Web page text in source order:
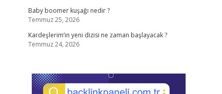
Baby boomer kuşağı nedir ?
Temmuz 25, 2026
Kardeşlerim’in yeni dizisi ne zaman başlayacak ?
Temmuz 24, 2026